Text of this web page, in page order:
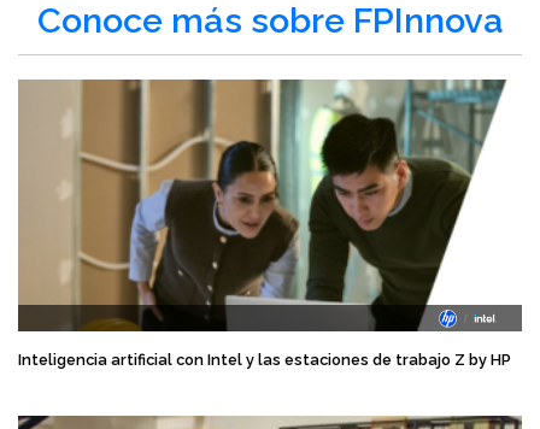
Conoce más sobre FPInnova
Inteligencia artificial con Intel y las estaciones de trabajo Z by HP